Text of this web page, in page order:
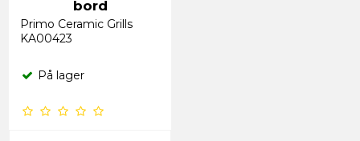
bord
Primo Ceramic Grills
KA00423
På lager